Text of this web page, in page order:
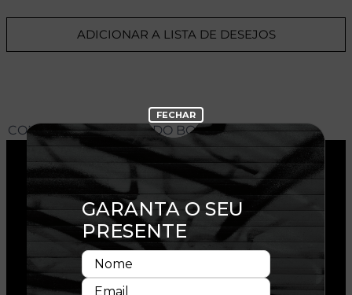
ADICIONAR A LISTA DE DESEJOS
CONHEÇA O MODELO DO BONÉ